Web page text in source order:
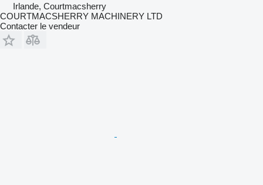
Irlande, Courtmacsherry
COURTMACSHERRY MACHINERY LTD
Contacter le vendeur